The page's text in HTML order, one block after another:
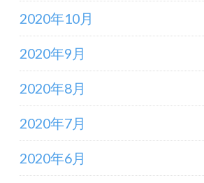
2020年10月
2020年9月
2020年8月
2020年7月
2020年6月